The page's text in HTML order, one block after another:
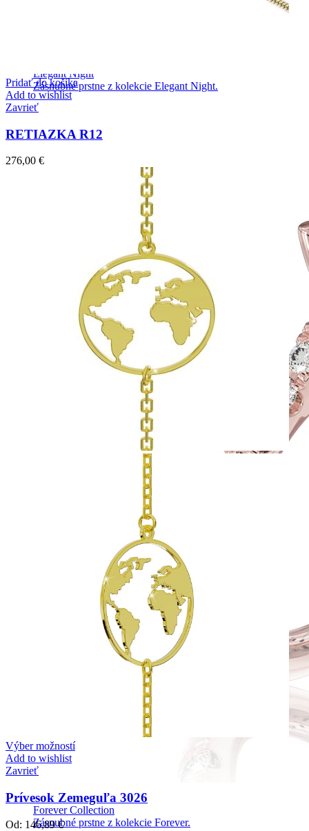
Elegant Night
Zásnubné prstne z kolekcie Elegant Night.
Forever Collection
Zásnubné prstne z kolekcie Forever.
Pridať do košíka
Add to wishlist
Zavrieť
RETIAZKA R12
276,00 €
Výber možností
Add to wishlist
Zavrieť
Prívesok Zemeguľa 3026
Od: 146,89€